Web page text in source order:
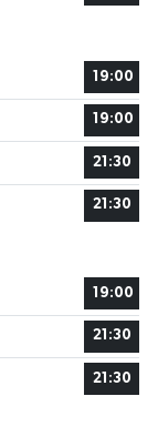
19:00
19:00
21:30
21:30
19:00
21:30
21:30